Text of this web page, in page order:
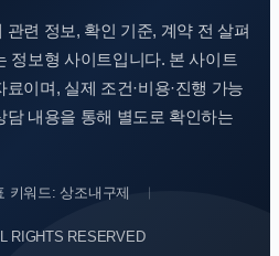
관련 정보, 확인 기준, 계약 전 살펴
정보형 사이트입니다. 본 사이트
이며, 실제 조건·비용·진행 가능
담 내용을 통해 별도로 확인하는
키워드: 상조내구제
RIGHTS RESERVED